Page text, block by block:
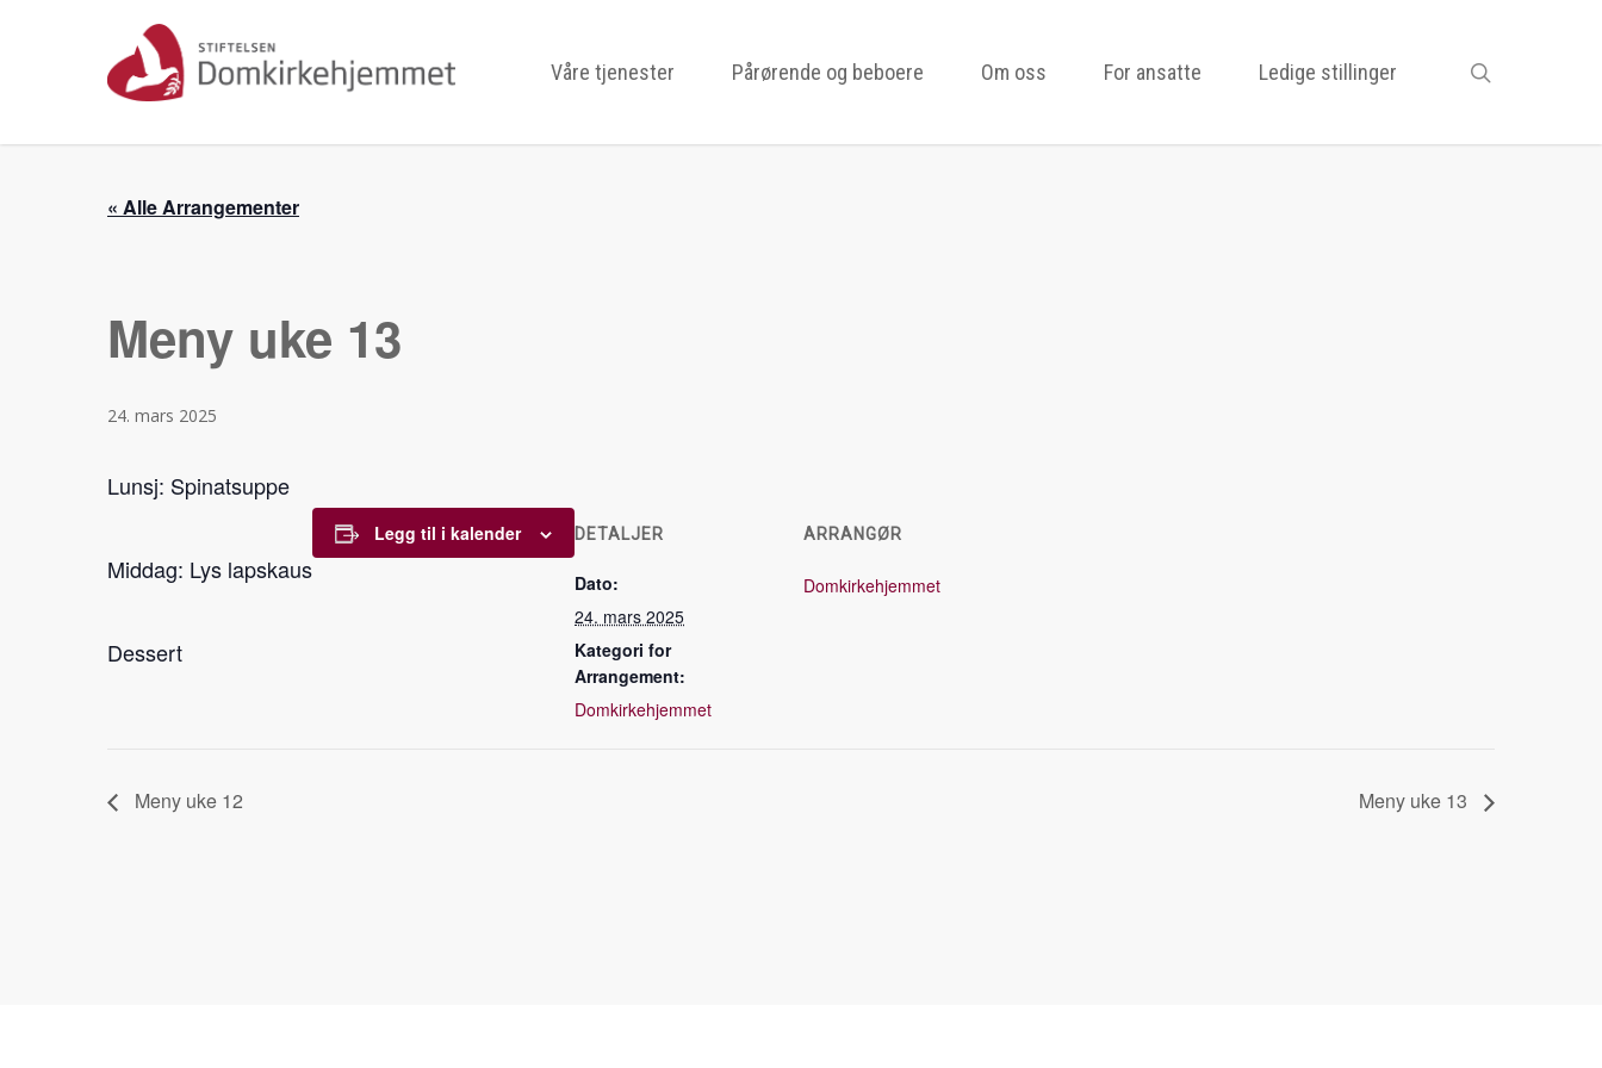
Våre tjenester Pårørende og beboere Om oss For ansatte Ledige stillinger
« Alle Arrangementer
Meny uke 13
24. mars 2025
Lunsj: Spinatsuppe
Middag: Lys lapskaus
Dessert
Legg til i kalender DETALJER
Dato:
24. mars 2025
Kategori for
Arrangement:
Domkirkehjemmet
ARRANGØR
Domkirkehjemmet
Meny uke 12 Meny uke 13